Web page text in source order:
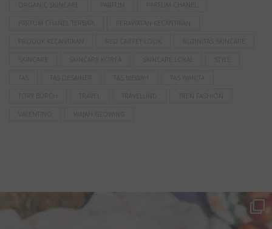
ORGANIC SKINCARE PARFUM PARFUM CHANEL
PARFUM CHANEL TERBAIK PERAWATAN KECANTIKAN
PRODUK KECANTIKAN RED CARPET LOOK RUTINITAS SKINCARE
SKINCARE SKINCARE KOREA SKINCARE LOKAL STYLE
TAS TAS DESAINER TAS MEWAH TAS WANITA
TORY BURCH TRAVEL TRAVELLING TREN FASHION
VALENTINO WAJAH GLOWING